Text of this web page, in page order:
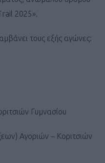
2025».
τους εξής αγώνες:
Γυμνασίου
Αγοριών – Κοριτσιών